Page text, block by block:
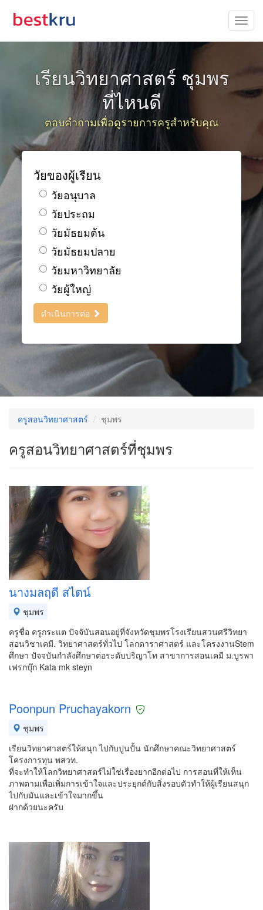
เรียนวิทยาศาสตร์ ชุมพร
ที่ไหนดี
ตอบคำถามเพื่อดูรายการครูสำหรับคุณ
วัยของผู้เรียน
วัยอนุบาล
วัยประถม
วัยมัธยมต้น
วัยมัธยมปลาย
วัยมหาวิทยาลัย
วัยผู้ใหญ่
ดำเนินการต่อ
ครูสอนวิทยาศาสตร์ ชุมพร
ครูสอนวิทยาศาสตร์ที่ชุมพร
นางมลฤดี สไตน์
ชุมพร
ครูชื่อ ครูกระแต ปัจจับันสอนอยู่ที่จังหวัดชุมพรโรงเรียนสวนศรีวิทยา
สอนวิชาเคมี. วิทยาศาสตร์ทั่วไป โลกดาราศาสตร์ และโครงงานStem
ศึกษา ปัจจบันกำลังศึกษาต่อระดับปริญาโท สาขาการสอนเคมี ม.บูรพา
เฟรกบุ๊ก Kata mk steyn
Poonpun Pruchayakorn
ชุมพร
เรียนวิทยาศาสตร์ให้สนุก ไปกับปูนปั้น นักศึกษาคณะวิทยาศาสตร์
โครงการทุน พสวท.
ที่จะทำให้โลกวิทยาศาสตร์ไม่ใช่เรื่องยากอีกต่อไป การสอนที่ให้เห็น
ภาพตามเพื่อเพิ่มการเข้าใจและประยุกต์กับสิ่งรอบตัวทำให้ผู้เรียนสนุก
ไปกับมันและเข้าใจมากขึ้น
ฝากด้วยนะครับ